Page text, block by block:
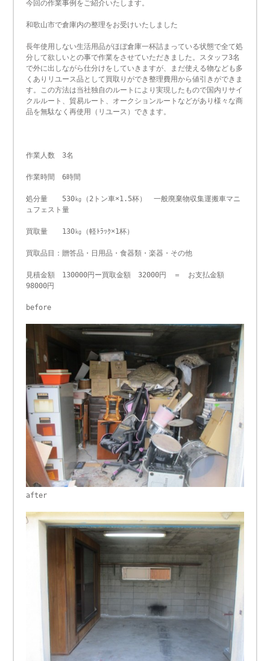
今回の作業事例をご紹介いたします。
和歌山市で倉庫内の整理をお受けいたしました
長年使用しない生活用品がほぼ倉庫一杯詰まっている状態で全て処
分して欲しいとの事で作業をさせていただきました。スタッフ3名
で外に出しながら仕分けをしていきますが、まだ使える物なども多
くありリユース品として買取りができ整理費用から値引きができま
す。この方法は当社独自のルートにより実現したもので国内リサイ
クルルート、貿易ルート、オークションルートなどがあり様々な商
品を無駄なく再使用（リユース）できます。
作業人数 3名
作業時間 6時間
処分量 530㎏（2トン車×1.5杯） 一般廃棄物収集運搬車マニ
ュフェスト量
買取量 130㎏（軽ﾄﾗｯｸ×1杯）
買取品目：贈答品・日用品・食器類・楽器・その他
見積金額 130000円ー買取金額 32000円 ＝ お支払金額
98000円
before
after